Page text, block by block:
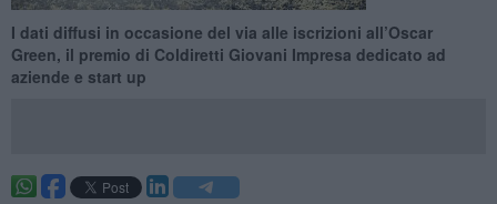
I dati diffusi in occasione del via alle iscrizioni all’Oscar
Green, il premio di Coldiretti Giovani Impresa dedicato ad
aziende e start up